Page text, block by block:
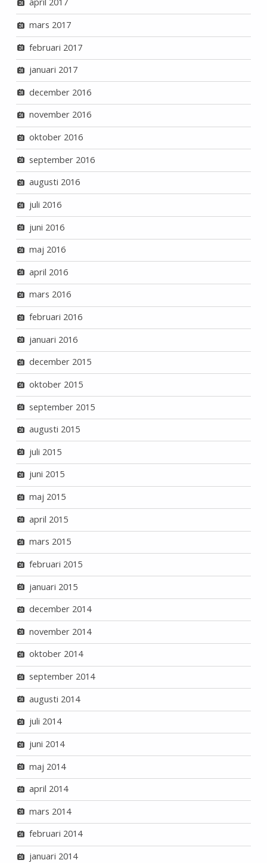
mars 2017
februari 2017
januari 2017
december 2016
november 2016
oktober 2016
september 2016
augusti 2016
juli 2016
juni 2016
maj 2016
april 2016
mars 2016
februari 2016
januari 2016
december 2015
oktober 2015
september 2015
augusti 2015
juli 2015
juni 2015
maj 2015
april 2015
mars 2015
februari 2015
januari 2015
december 2014
november 2014
oktober 2014
september 2014
augusti 2014
juli 2014
juni 2014
maj 2014
april 2014
mars 2014
februari 2014
januari 2014